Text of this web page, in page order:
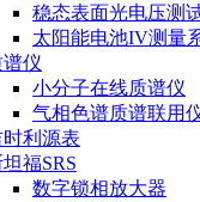
稳态表面光电压测
太阳能电池IV测量
谱仪
小分子在线质谱仪
气相色谱质谱联用
时利源表
福SRS
数字锁相放大器